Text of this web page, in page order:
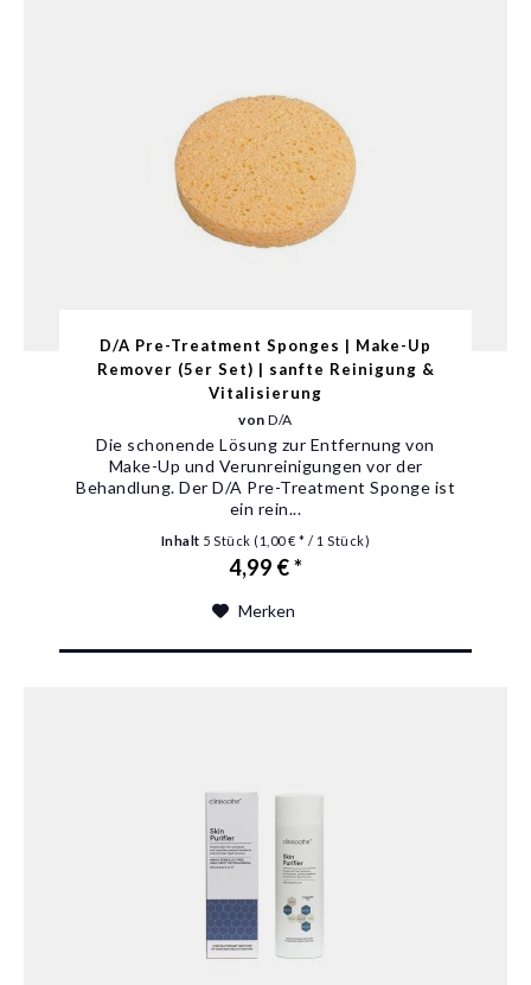
D/A Pre-Treatment Sponges | Make-Up
Remover (5er Set) | sanfte Reinigung &
Vitalisierung
vonD/A
Die schonende Lösung zur Entfernung von
Make-Up und Verunreinigungen vor der
Behandlung. Der D/A Pre-Treatment Sponge ist
ein rein...
Inhalt 5 Stück (1,00 € * / 1 Stück)
4,99 € *
Merken